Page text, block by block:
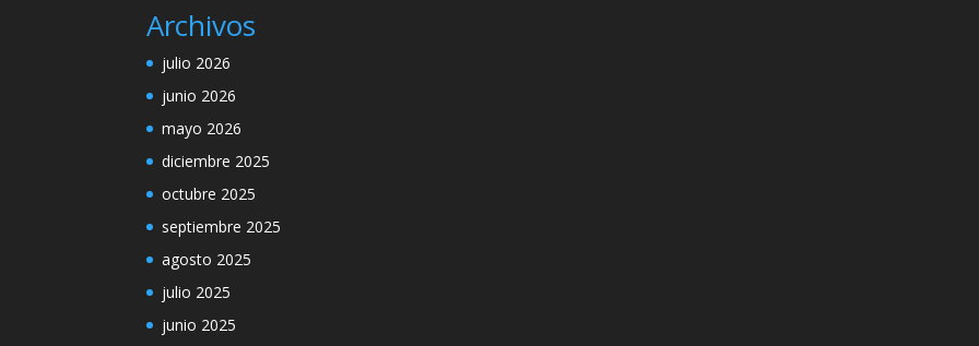
Archivos
julio 2026
junio 2026
mayo 2026
diciembre 2025
octubre 2025
septiembre 2025
agosto 2025
julio 2025
junio 2025